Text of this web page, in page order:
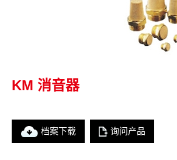
KM 消音器
档案下载 询问产品